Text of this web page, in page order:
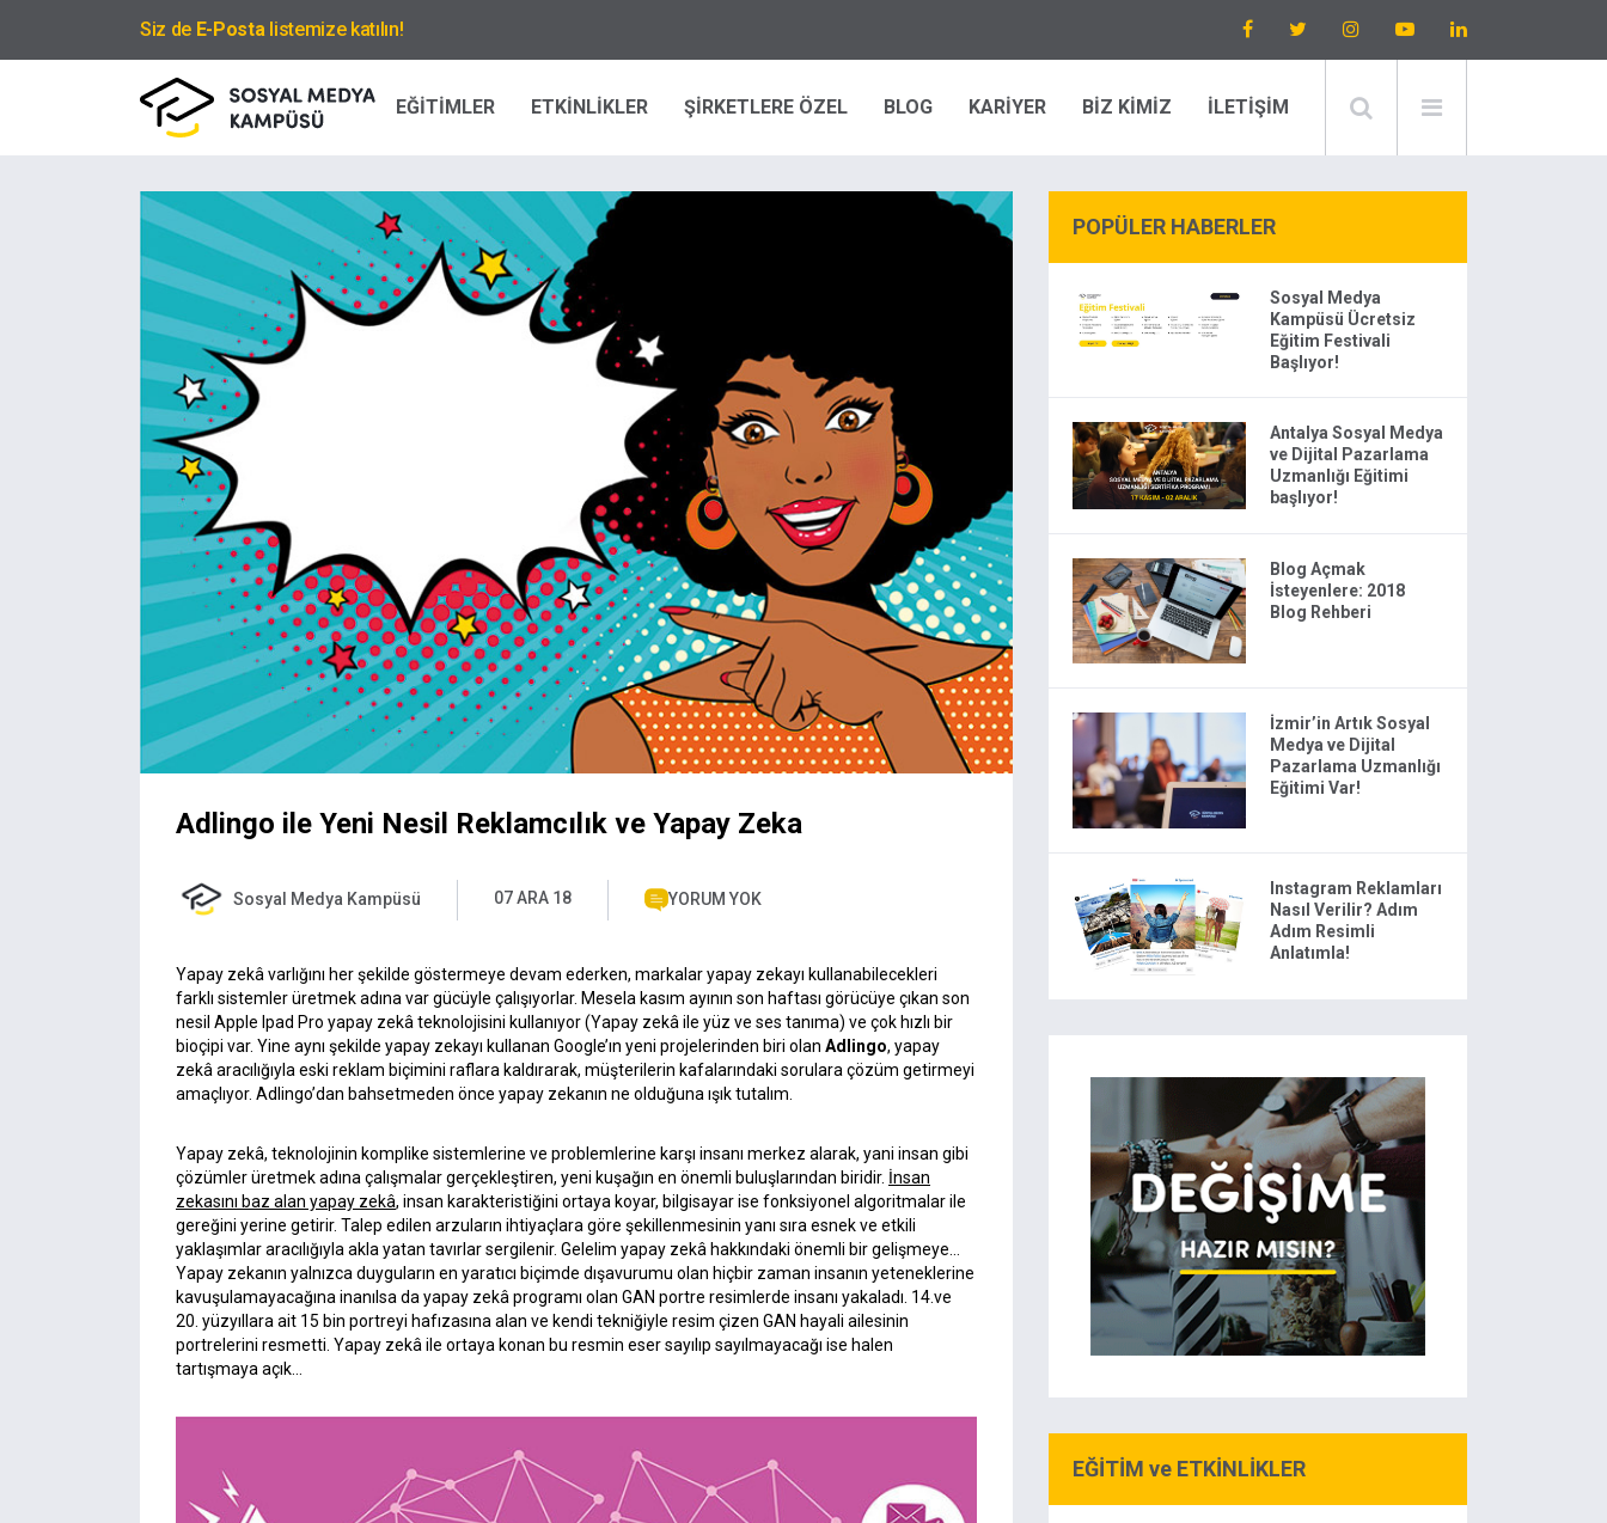
Siz de E-Postalistemize katılın!
EĞİTİMLER ETKİNLİKLER ŞİRKETLERE ÖZEL BLOG KARİYER BİZ KİMİZ İLETİŞİM
Adlingo ile Yeni Nesil Reklamcılık ve Yapay Zeka
Sosyal Medya Kampüsü 07 ARA 18 YORUM YOK
Yapay zekâ varlığını her şekilde göstermeye devam ederken, markalar yapay zekayı kullanabilecekleri
farklı sistemler üretmek adına var gücüyle çalışıyorlar. Mesela kasım ayının son haftası görücüye çıkan son
nesil Apple Ipad Pro yapay zekâ teknolojisini kullanıyor (Yapay zekâ ile yüz ve ses tanıma) ve çok hızlı bir
bioçipi var. Yine aynı şekilde yapay zekayı kullanan Google’ın yeni projelerinden biri olan Adlingo, yapay
zekâ aracılığıyla eski reklam biçimini raflara kaldırarak, müşterilerin kafalarındaki sorulara çözüm getirmeyi
amaçlıyor. Adlingo’dan bahsetmeden önce yapay zekanın ne olduğuna ışık tutalım.
Yapay zekâ, teknolojinin komplike sistemlerine ve problemlerine karşı insanı merkez alarak, yani insan gibi
çözümler üretmek adına çalışmalar gerçekleştiren, yeni kuşağın en önemli buluşlarından biridir. İnsan
zekasını baz alan yapay zekâ, insan karakteristiğini ortaya koyar, bilgisayar ise fonksiyonel algoritmalar ile
gereğini yerine getirir. Talep edilen arzuların ihtiyaçlara göre şekillenmesinin yanı sıra esnek ve etkili
yaklaşımlar aracılığıyla akla yatan tavırlar sergilenir. Gelelim yapay zekâ hakkındaki önemli bir gelişmeye…
Yapay zekanın yalnızca duyguların en yaratıcı biçimde dışavurumu olan hiçbir zaman insanın yeteneklerine
kavuşulamayacağına inanılsa da yapay zekâ programı olan GAN portre resimlerde insanı yakaladı. 14.ve
20. yüzyıllara ait 15 bin portreyi hafızasına alan ve kendi tekniğiyle resim çizen GAN hayali ailesinin
portrelerini resmetti. Yapay zekâ ile ortaya konan bu resmin eser sayılıp sayılmayacağı ise halen
tartışmaya açık…
POPÜLER HABERLER
Sosyal Medya
Kampüsü Ücretsiz
Eğitim Festivali
Başlıyor!
Antalya Sosyal Medya
ve Dijital Pazarlama
Uzmanlığı Eğitimi
başlıyor!
Blog Açmak
İsteyenlere: 2018
Blog Rehberi
İzmir’in Artık Sosyal
Medya ve Dijital
Pazarlama Uzmanlığı
Eğitimi Var!
Instagram Reklamları
Nasıl Verilir? Adım
Adım Resimli
Anlatımla!
EĞİTİM ve ETKİNLİKLER